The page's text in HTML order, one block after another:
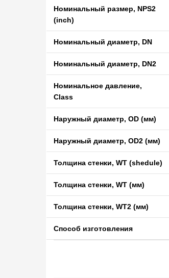
Номинальный размер, NPS2
(inch)
Номинальный диаметр, DN
Номинальный диаметр, DN2
Номинальное давление,
Class
Наружный диаметр, OD (мм)
Наружный диаметр, OD2 (мм)
Толщина стенки, WT (shedule)
Толщина стенки, WT (мм)
Толщина стенки, WT2 (мм)
Способ изготовления